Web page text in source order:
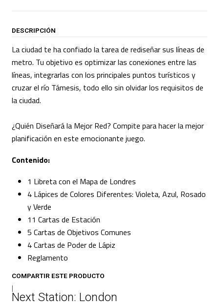
DESCRIPCIÓN
La ciudad te ha confiado la tarea de rediseñar sus líneas de
metro. Tu objetivo es optimizar las conexiones entre las
líneas, integrarlas con los principales puntos turísticos y
cruzar el río Támesis, todo ello sin olvidar los requisitos de
la ciudad.
¿Quién Diseñará la Mejor Red? Compite para hacer la mejor
planificación en este emocionante juego.
Contenido:
1 Libreta con el Mapa de Londres
4 Lápices de Colores Diferentes: Violeta, Azul, Rosado
y Verde
11 Cartas de Estación
5 Cartas de Objetivos Comunes
4 Cartas de Poder de Lápiz
Reglamento
COMPARTIR ESTE PRODUCTO
|
Next Station: London